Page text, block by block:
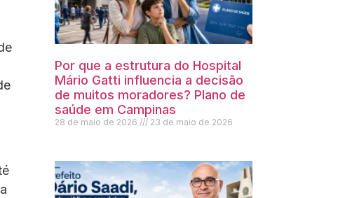
Por que a estrutura do Hospital
Mário Gatti influencia a decisão
de muitos moradores? Plano de
saúde em Campinas
28 de maio de 2026 23 de maio de 2026